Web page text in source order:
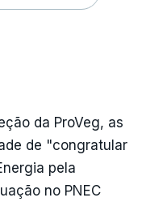
da ProVeg, as
de "congratular
pela
no PNEC